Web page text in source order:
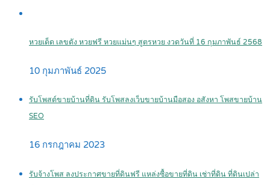
หวยเด็ด เลขดัง หวยฟรี หวยแม่นๆ สูตรหวย งวดวันที่ 16 กุมภาพันธ์ 2568
10 กุมภาพันธ์ 2025
รับโพสต์ขายบ้านที่ดิน รับโพสลงเว็บขายบ้านมือสอง อสังหา โพสขายบ้าน
SEO
16 กรกฎาคม 2023
รับจ้างโพส ลงประกาศขายที่ดินฟรี แหล่งซื้อขายที่ดิน เช่าที่ดิน ที่ดินเปล่า